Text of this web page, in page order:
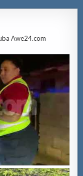
Awe24.com